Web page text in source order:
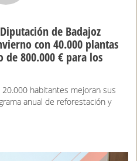
de Badajoz
con 40.000 plantas
800.000 € para los
habitantes mejoran sus
anual de reforestación y